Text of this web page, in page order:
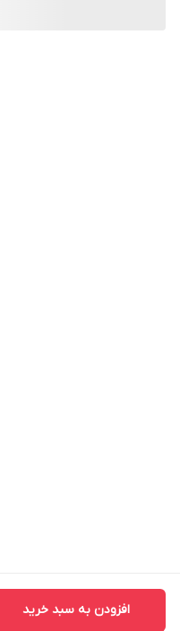
افزودن به سبد خرید